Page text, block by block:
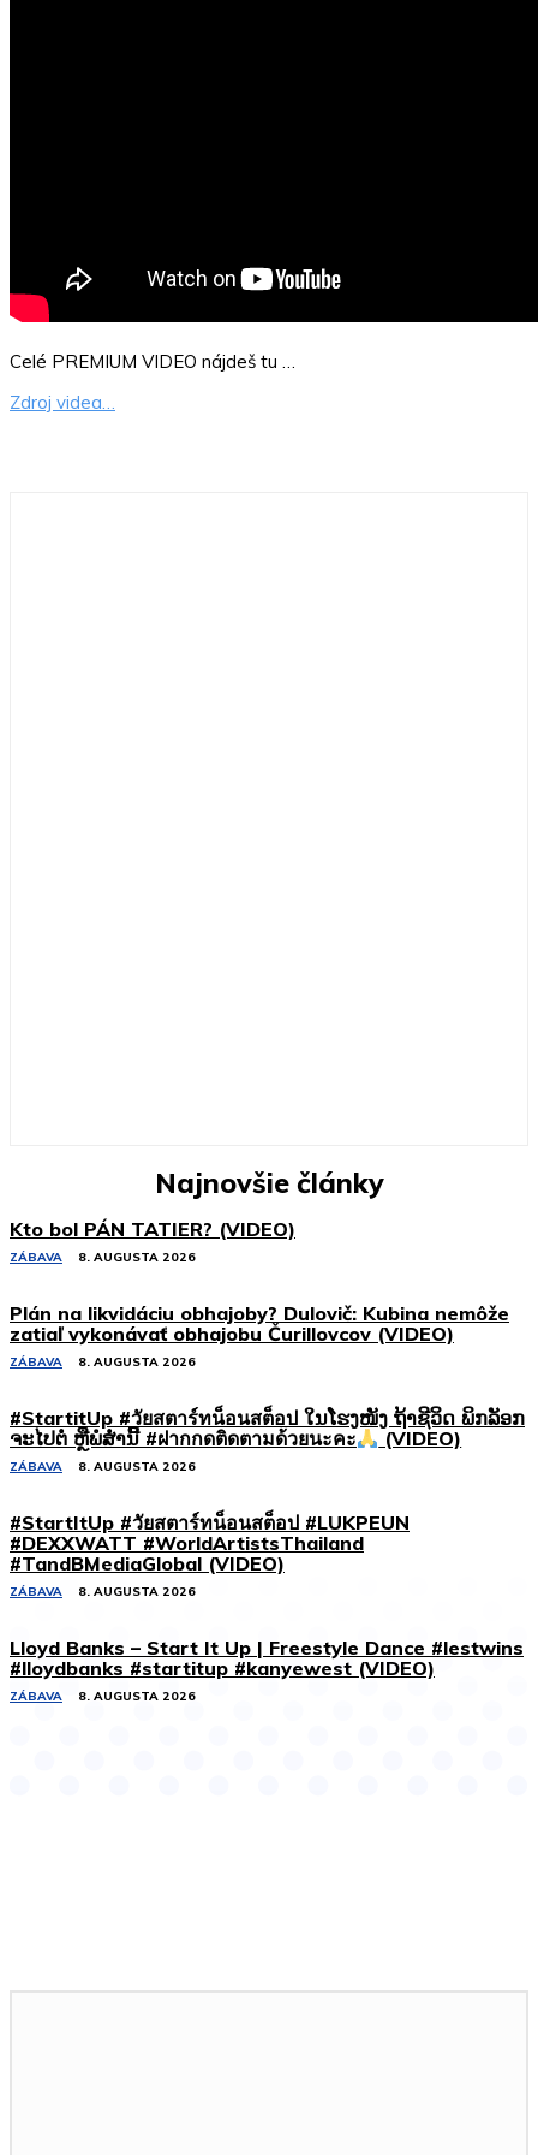
Celé PREMIUM VIDEO nájdeš tu …
Zdroj videa…
Najnovšie články
Kto bol PÁN TATIER? (VIDEO)
ZÁBAVA 8. AUGUSTA 2026
Plán na likvidáciu obhajoby? Dulovič: Kubina nemôže
zatiaľ vykonávať obhajobu Čurillovcov (VIDEO)
ZÁBAVA 8. AUGUSTA 2026
#StartitUp #วัยสตาร์ทน็อนสต็อป ໃນໂຮງໜັງ ຖ້າຊີວິດ ພິກລັອກ
ຈະໄປຕໍ່ ຫຼືພໍສໍ່ານີ້ #ฝากกดติดตามด้วยนะคะ
(VIDEO)
ZÁBAVA 8. AUGUSTA 2026
#StartItUp #วัยสตาร์ทน็อนสต็อป #LUKPEUN
#DEXXWATT #WorldArtistsThailand
#TandBMediaGlobal (VIDEO)
ZÁBAVA 8. AUGUSTA 2026
Lloyd Banks – Start It Up | Freestyle Dance #lestwins
#lloydbanks #startitup #kanyewest (VIDEO)
ZÁBAVA 8. AUGUSTA 2026